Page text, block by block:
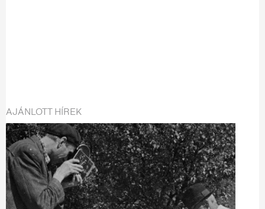
AJÁNLOTT HÍREK